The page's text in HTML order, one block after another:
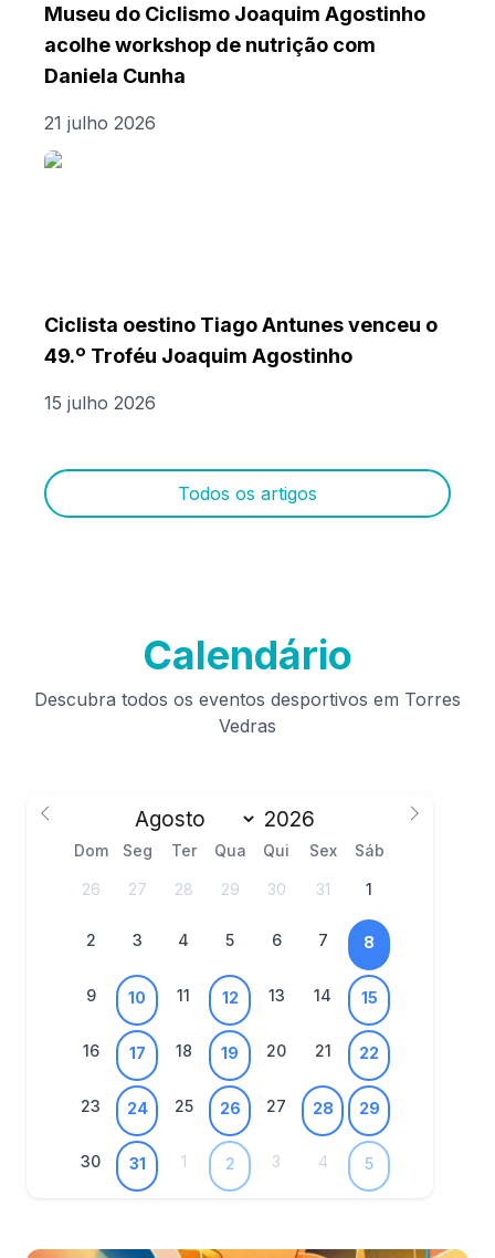
Museu do Ciclismo Joaquim Agostinho
acolhe workshop de nutrição com
Daniela Cunha
21 julho 2026
Ciclista oestino Tiago Antunes venceu o
49.º Troféu Joaquim Agostinho
15 julho 2026
Todos os artigos
Calendário
Descubra todos os eventos desportivos em Torres
Vedras
Dom Seg Ter Qua Qui Sex Sáb
26 27 28 29 30 31 1
2 3 4 5 6 7 8
9 10 11 12 13 14 15
16 17 18 19 20 21 22
23 24 25 26 27 28 29
30 31 1 2 3 4 5